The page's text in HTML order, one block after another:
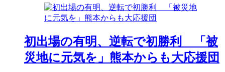
初出場の有明、逆転で初勝利 「被
災地に元気を」熊本からも大応援団